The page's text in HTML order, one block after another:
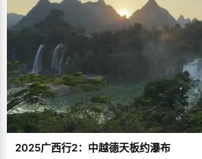
2025广西行2：中越德天板约瀑布